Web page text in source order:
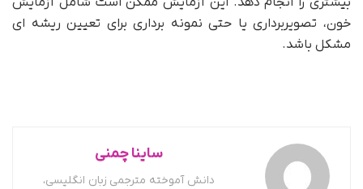
خون، تصویربرداری یا حتی نمونه برداری برای تعیین ریشه ای
مشکل باشد.
ساینا چمنی
دانش آموخته مترجمی زبان انگلیسی،